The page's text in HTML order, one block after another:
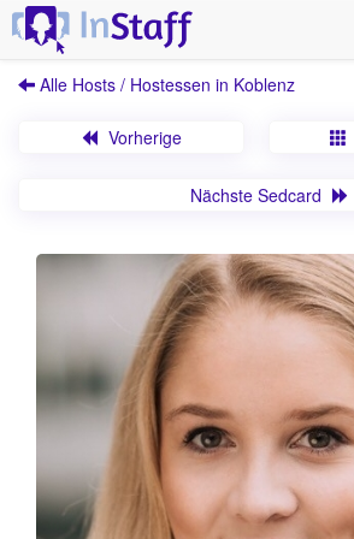
Alle Hosts / Hostessen in Koblenz
Vorherige
Nächste Sedcard